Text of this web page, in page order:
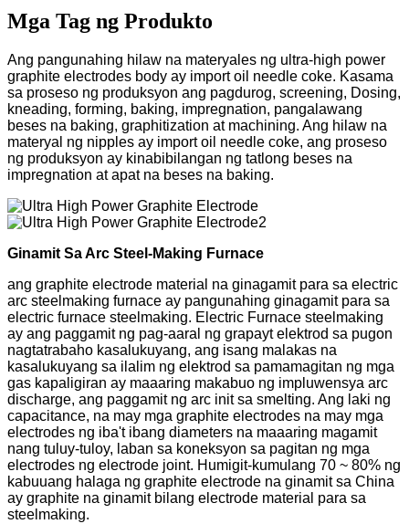
Mga Tag ng Produkto
Ang pangunahing hilaw na materyales ng ultra-high power
graphite electrodes body ay import oil needle coke. Kasama
sa proseso ng produksyon ang pagdurog, screening, Dosing,
kneading, forming, baking, impregnation, pangalawang
beses na baking, graphitization at machining. Ang hilaw na
materyal ng nipples ay import oil needle coke, ang proseso
ng produksyon ay kinabibilangan ng tatlong beses na
impregnation at apat na beses na baking.
Ginamit Sa Arc Steel-Making Furnace
ang graphite electrode material na ginagamit para sa electric
arc steelmaking furnace ay pangunahing ginagamit para sa
electric furnace steelmaking. Electric Furnace steelmaking
ay ang paggamit ng pag-aaral ng grapayt elektrod sa pugon
nagtatrabaho kasalukuyang, ang isang malakas na
kasalukuyang sa ilalim ng elektrod sa pamamagitan ng mga
gas kapaligiran ay maaaring makabuo ng impluwensya arc
discharge, ang paggamit ng arc init sa smelting. Ang laki ng
capacitance, na may mga graphite electrodes na may mga
electrodes ng iba't ibang diameters na maaaring magamit
nang tuluy-tuloy, laban sa koneksyon sa pagitan ng mga
electrodes ng electrode joint. Humigit-kumulang 70 ~ 80% ng
kabuuang halaga ng graphite electrode na ginamit sa China
ay graphite na ginamit bilang electrode material para sa
steelmaking.